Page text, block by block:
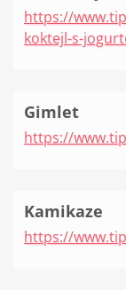
https://
koktejl-s-
Gimlet
https://
Kamikaze
https://